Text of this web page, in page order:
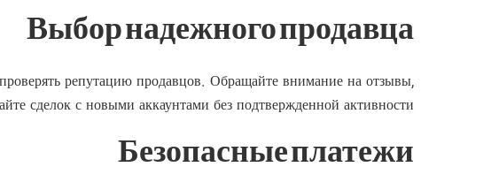
Выбор надежного продавца
репутацию продавцов. Обращайте внимание на отзывы,
сделок с новыми аккаунтами без подтвержденной активности.
Безопасные платежи